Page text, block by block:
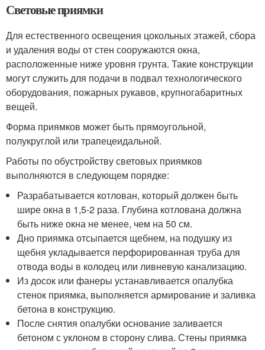
Световые приямки
Для естественного освещения цокольных этажей, сбора
и удаления воды от стен сооружаются окна,
расположенные ниже уровня грунта. Такие конструкции
могут служить для подачи в подвал технологического
оборудования, пожарных рукавов, крупногабаритных
вещей.
Форма приямков может быть прямоугольной,
полукруглой или трапецеидальной.
Работы по обустройству световых приямков
выполняются в следующем порядке:
Разрабатывается котлован, который должен быть
шире окна в 1,5-2 раза. Глубина котлована должна
быть ниже окна не менее, чем на 50 см.
Дно приямка отсыпается щебнем, на подушку из
щебня укладывается перфорированная труба для
отвода воды в колодец или ливневую канализацию.
Из досок или фанеры устанавливается опалубка
стенок приямка, выполняется армирование и заливка
бетона в конструкцию.
После снятия опалубки основание заливается
бетоном с уклоном в сторону слива. Стены приямка